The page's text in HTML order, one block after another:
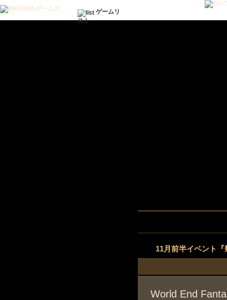
ゲームリ
スト
11月前半イベント
World End